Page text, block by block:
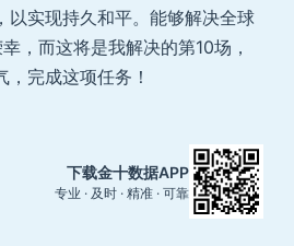
以实现持久和平。能够解决全球
，而这将是我解决的第10场，
完成这项任务！
下载金十数据APP
专业 · 及时 · 精准 · 可靠